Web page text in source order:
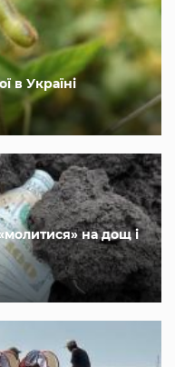
в Україні
на дощ і